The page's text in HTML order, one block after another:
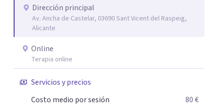
Dirección principal
Av. Ancha de Castelar, 03690 Sant Vicent del Raspeig,
Alicante
Online
Terapia online
Servicios y precios
Costo medio por sesión
80 €